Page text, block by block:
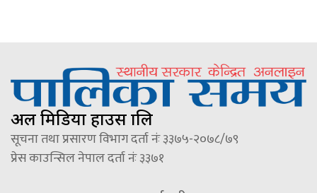
अल मिडिया हाउस प्रालि
सूचना तथा प्रसारण विभाग दर्ता नंः ३३७५-२०७८/७९
प्रेस काउन्सिल नेपाल दर्ता नंः ३३७१